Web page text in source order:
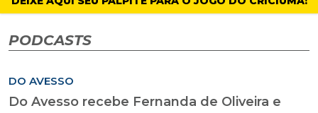
PODCASTS
DO AVESSO
Do Avesso recebe Fernanda de Oliveira e